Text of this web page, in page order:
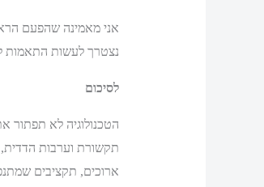
נצטרך לעשות התאמות
לסיכום
תקשורת וערבות הדדית,
ארוכים, תקציבים